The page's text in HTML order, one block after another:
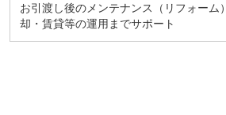
お引渡し後のメンテナンス（リフォーム
却・賃貸等の運用までサポート